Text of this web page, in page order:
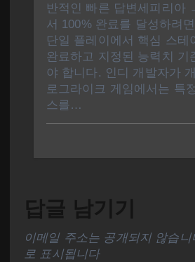
반적인 빠른 답변세피리아
서 100% 완료를 달성하려
단일 플레이에서 핵심 스테
완료하고 지정된 능력치 기
야 합니다. 인디 개발자가
로그라이크 게임에서는 특
스를…
답글 남기기
이메일 주소는 공개되지 않습니
로 표시됩니다